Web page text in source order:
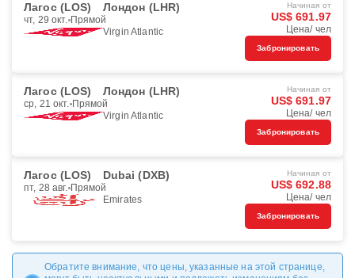
Лагос (LOS) Лондон (LHR)
чт, 29 окт. Прямой
Virgin Atlantic
Начиная от
US$ 691.97
Цена/ чел
Забронировать
Лагос (LOS) Лондон (LHR)
ср, 21 окт. Прямой
Virgin Atlantic
Начиная от
US$ 691.97
Цена/ чел
Забронировать
Лагос (LOS) Dubai (DXB)
пт, 28 авг. Прямой
Emirates
Начиная от
US$ 692.88
Цена/ чел
Забронировать
Обратите внимание, что цены, указанные на этой странице,